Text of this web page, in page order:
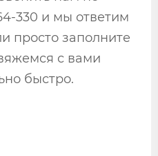
330 и мы ответим
просто заполните
с вами
быстро.